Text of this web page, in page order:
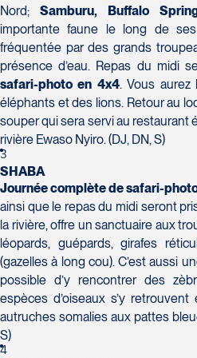
Nord; Samburu, Buffalo
importante faune le long de
fréquentée par des grands
présence d’eau. Repas du midi
safari-photo en 4x4. Vous aurez
éléphants et des lions. Retour au
souper qui sera servi au restaurant
rivière Ewaso Nyiro. (DJ, DN, S)
3
SHABA
Journée complète de safari-
ainsi que le repas du midi seront
la rivière, offre un sanctuaire aux
léopards, guépards, girafes
(gazelles à long cou). C’est aussi
possible d’y rencontrer des
espèces d’oiseaux s’y
autruches somalies aux pattes
S)
4
Voyages Nouveau-Monde
420 Boulevard Manseau
Joliette
J6E 3E1
Tél :450-755-5557 / 1-877-751-5557
Voyages Terre et Monde
1460 Chemin Gascon
Terrebonne
J6X 2Z5
Tél :450-964-3574
Voyages des Laurentides
939 Boulevard Albiny-Paquette
Mont-Laurier
J9L 3J1
Tél :819-623-2511 / 1-866-385-2511
Tél :
450-688-6211 / 1-888-682-
Club Voyages Orientation
1001 Boulevard de Montarville -
Boucherville
J4B 6P5
Tél :450-655-1855 / 1-866-655-
Club Voyages Princesse
686 rue Principale
Granby
J2G 2Y4
Tél :450-372-4444
La Forfaiterie Voyages
5401 Boulevard Des Galeries -
(porte H)
Québec
G2K 1N4
Le Voyagiste de Québec
3229 Chemin des Quatre-
Suite 120QuébecG1W 0C1
Tél :418-977-4080 / 1-877-977-